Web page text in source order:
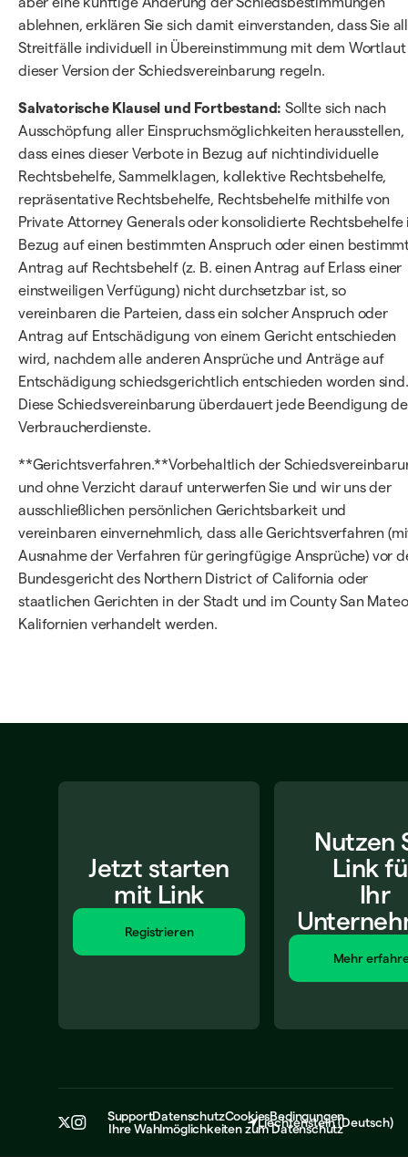
ablehnen, erklären Sie sich damit einverstanden, dass Sie
Streitfälle individuell in Übereinstimmung mit dem Wortlaut
dieser Version der Schiedsvereinbarung regeln.
Salvatorische Klausel und Fortbestand: Sollte sich nach
Ausschöpfung aller Einspruchsmöglichkeiten herausstellen,
dass eines dieser Verbote in Bezug auf nichtindividuelle
Rechtsbehelfe, Sammelklagen, kollektive Rechtsbehelfe,
repräsentative Rechtsbehelfe, Rechtsbehelfe mithilfe von
Private Attorney Generals oder konsolidierte Rechtsbehelfe
Bezug auf einen bestimmten Anspruch oder einen
Antrag auf Rechtsbehelf (z. B. einen Antrag auf Erlass einer
einstweiligen Verfügung) nicht durchsetzbar ist, so
vereinbaren die Parteien, dass ein solcher Anspruch oder
Antrag auf Entschädigung von einem Gericht entschieden
wird, nachdem alle anderen Ansprüche und Anträge auf
Entschädigung schiedsgerichtlich entschieden worden sind.
Diese Schiedsvereinbarung überdauert jede Beendigung
Verbraucherdienste.
**Gerichtsverfahren.**Vorbehaltlich der
und ohne Verzicht darauf unterwerfen Sie und wir uns der
ausschließlichen persönlichen Gerichtsbarkeit und
vereinbaren einvernehmlich, dass alle Gerichtsverfahren
Ausnahme der Verfahren für geringfügige Ansprüche) vor
Bundesgericht des Northern District of California oder
staatlichen Gerichten in der Stadt und im County San
Kalifornien verhandelt werden.
Jetzt starten
mit Link
Registrieren
Nutzen
Link
Ihr
Mehr
SupportDatenschutzCookiesBedingungen
Ihre Wahlmöglichkeiten zum Datenschutz
Liechtenstein(Deutsch)